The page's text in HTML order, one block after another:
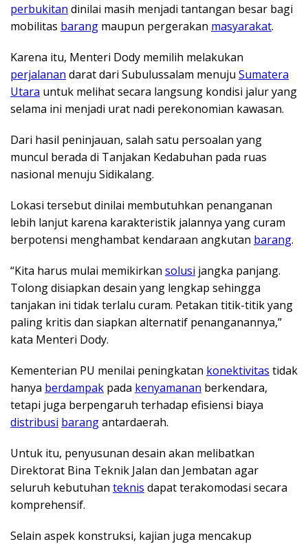
perbukitan dinilai masih menjadi tantangan besar bagi
mobilitas barang maupun pergerakan masyarakat.
Karena itu, Menteri Dody memilih melakukan
perjalanan darat dari Subulussalam menuju Sumatera
Utara untuk melihat secara langsung kondisi jalur yang
selama ini menjadi urat nadi perekonomian kawasan.
Dari hasil peninjauan, salah satu persoalan yang
muncul berada di Tanjakan Kedabuhan pada ruas
nasional menuju Sidikalang.
Lokasi tersebut dinilai membutuhkan penanganan
lebih lanjut karena karakteristik jalannya yang curam
berpotensi menghambat kendaraan angkutan barang.
“Kita harus mulai memikirkan solusi jangka panjang.
Tolong disiapkan desain yang lengkap sehingga
tanjakan ini tidak terlalu curam. Petakan titik-titik yang
paling kritis dan siapkan alternatif penanganannya,”
kata Menteri Dody.
Kementerian PU menilai peningkatan konektivitas tidak
hanya berdampak pada kenyamanan berkendara,
tetapi juga berpengaruh terhadap efisiensi biaya
distribusi barangantardaerah.
Untuk itu, penyusunan desain akan melibatkan
Direktorat Bina Teknik Jalan dan Jembatan agar
seluruh kebutuhan teknis dapat terakomodasi secara
komprehensif.
Selain aspek konstruksi, kajian juga mencakup